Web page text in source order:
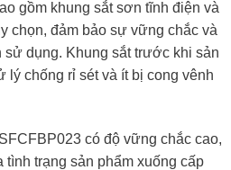
gồm khung sắt sơn tĩnh điện và
chọn, đảm bảo sự vững chắc và
sử dụng. Khung sắt trước khi sản
lý chống rỉ sét và ít bị cong vênh
có độ vững chắc cao,
tình trạng sản phẩm xuống cấp